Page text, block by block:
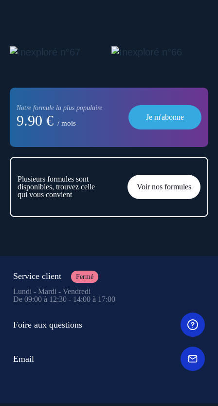
Notre formule la plus populaire
9.90 € / mois
Je m'abonne
Plusieurs formules sont
disponibles, trouvez celle
qui vous convient
Voir nos formules
Service client Fermé
Lundi - Mardi - Vendredi
De 09:00 à 12:30 - 14:00 à 17:00
Foire aux questions
Email